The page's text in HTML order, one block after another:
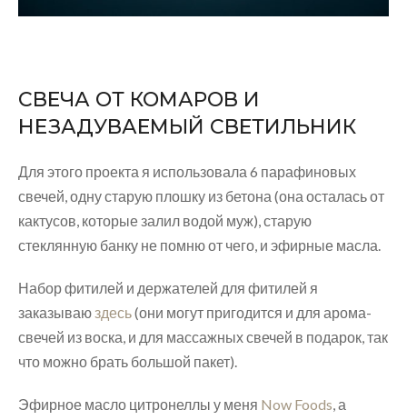
СВЕЧА ОТ КОМАРОВ И
НЕЗАДУВАЕМЫЙ СВЕТИЛЬНИК
Для этого проекта я использовала 6 парафиновых
свечей, одну старую плошку из бетона (она осталась от
кактусов, которые залил водой муж), старую
стеклянную банку не помню от чего, и эфирные масла.
Набор фитилей и держателей для фитилей я
заказываю здесь(они могут пригодится и для арома-
свечей из воска, и для массажных свечей в подарок, так
что можно брать большой пакет).
Эфирное масло цитронеллы у меня Now Foods , а